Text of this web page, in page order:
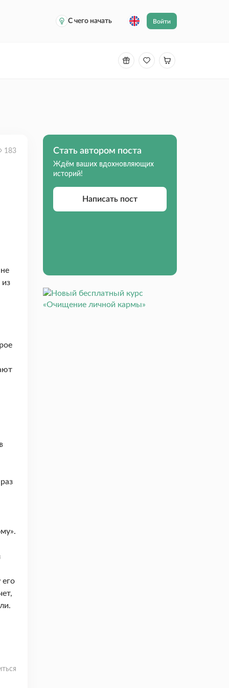
С чего начать
Войти
183 Стать автором поста
Ждём ваших вдохновляющих
историй!
Написать пост